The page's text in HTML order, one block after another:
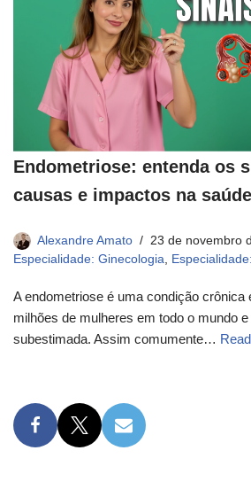
Endometriose: entenda os
causas e impactos na
Alexandre Amato
23 de novembro
Especialidade: Ginecologia,
A endometriose é uma condição crônica
milhões de mulheres em todo o mundo
subestimada. Assim comumente…